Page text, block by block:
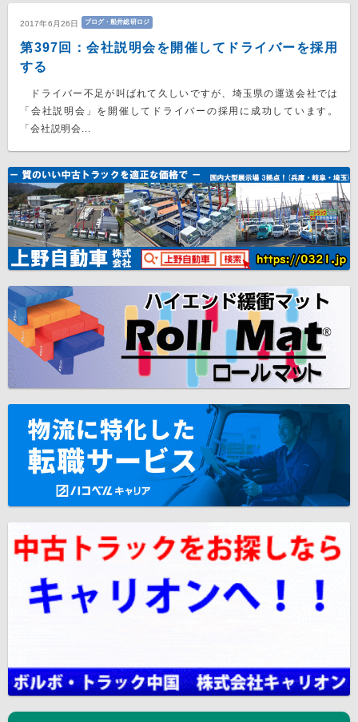
2017年6月26日 ブログ・船井総研ロジ
第397回：会社説明会を開催してドライバーを採用
する
ドライバー不足が叫ばれて久しいですが、埼玉県の運送会社では
「会社説明会」を開催してドライバーの採用に成功しています。
「会社説明会...